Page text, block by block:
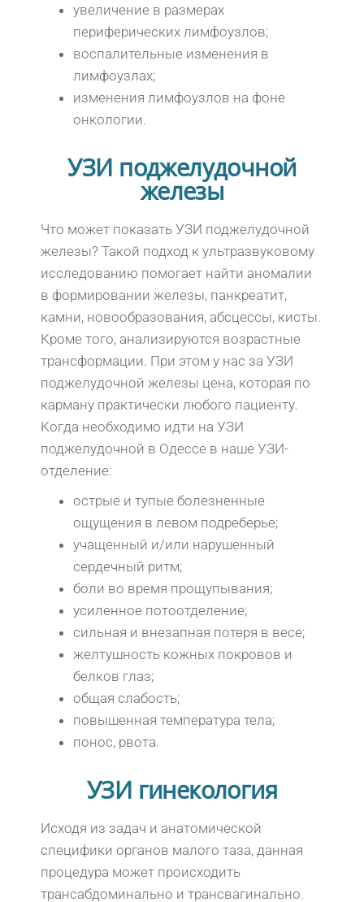
увеличение в размерах
периферических лимфоузлов;
воспалительные изменения в
лимфоузлах;
изменения лимфоузлов на фоне
онкологии.
УЗИ поджелудочной
железы
Что может показать УЗИ поджелудочной
железы? Такой подход к ультразвуковому
исследованию помогает найти аномалии
в формировании железы, панкреатит,
камни, новообразования, абсцессы, кисты.
Кроме того, анализируются возрастные
трансформации. При этом у нас за УЗИ
поджелудочной железы цена, которая по
карману практически любого пациенту.
Когда необходимо идти на УЗИ
поджелудочной в Одессе в наше УЗИ-
отделение:
острые и тупые болезненные
ощущения в левом подреберье;
учащенный и/или нарушенный
сердечный ритм;
боли во время прощупывания;
усиленное потоотделение;
сильная и внезапная потеря в весе;
желтушность кожных покровов и
белков глаз;
общая слабость;
повышенная температура тела;
понос, рвота.
УЗИ гинекология
Исходя из задач и анатомической
специфики органов малого таза, данная
процедура может происходить
трансабдоминально и трансвагинально.